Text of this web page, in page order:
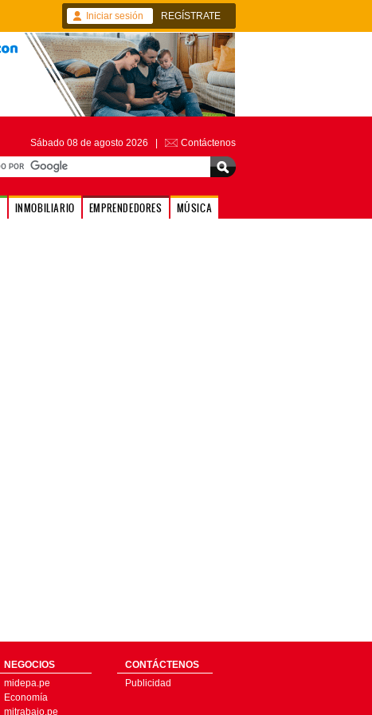
Iniciar sesión REGÍSTRATE
Sábado 08 de agosto 2026 | Contáctenos
INMOBILIARIO EMPRENDEDORES MÚSICA
NEGOCIOS
midepa.pe
Economía
mitrabajo.pe
CONTÁCTENOS
Publicidad